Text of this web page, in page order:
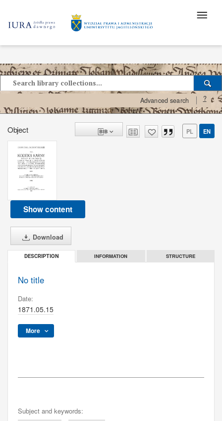
Advanced search ?
Object PL EN
Show content
Download
DESCRIPTION INFORMATION STRUCTURE
No title
Date:
1871.05.15
More
Subject and keywords: